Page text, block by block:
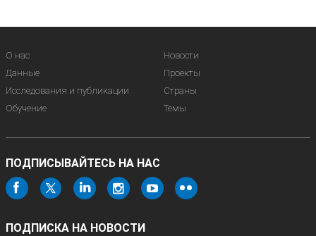
О нас
Данные
Исследования и публикации
Обучение
Новости
Проекты
Страны
Темы
ПОДПИСЫВАЙТЕСЬ НА НАС
ПОДПИСКА НА НОВОСТИ